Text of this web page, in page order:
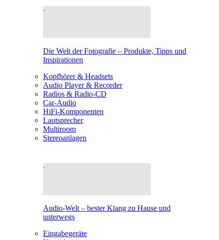
Die Welt der Fotografie – Produkte, Tipps und
Inspirationen
Kopfhörer & Headsets
Audio Player & Recorder
Radios & Radio-CD
Car-Audio
HiFi-Komponenten
Lautsprecher
Multiroom
Stereoanlagen
Audio-Welt – bester Klang zu Hause und
unterwegs
Eingabegeräte